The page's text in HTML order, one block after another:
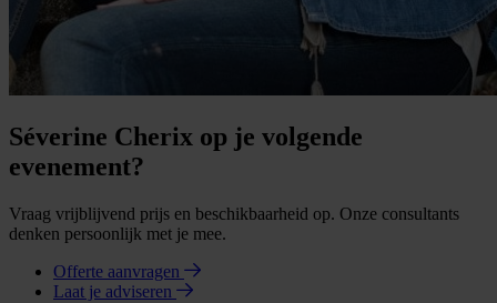
Séverine Cherix op je volgende
evenement?
Vraag vrijblijvend prijs en beschikbaarheid op. Onze consultants
denken persoonlijk met je mee.
Offerte aanvragen
Laat je adviseren